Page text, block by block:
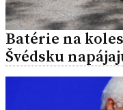
Batérie na
Švédsku